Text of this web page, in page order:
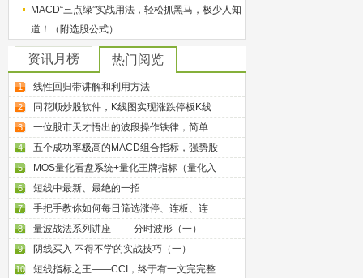
MACD“三点绿”实战用法，轻松抓黑马，极少人知
道！（附选股公式）
资讯月榜 热门阅览
1 线性回归带讲解和利用方法
2 同花顺炒股软件，K线图实现涨跌停板K线
3 一位股市天才悟出的波段操作铁律，简单
4 五个成功率极高的MACD组合指标，强势股
5 MOS量化看盘系统+量化王牌指标（量化入
6 短线中最新、最绝的一招
7 手把手教你如何每日筛选涨停、连板、连
8 量波战法系列讲座－－-分时波形（一）
9 阴线买入 不得不学的实战技巧（一）
10 短线指标之王——CCI，终于有一文完完整